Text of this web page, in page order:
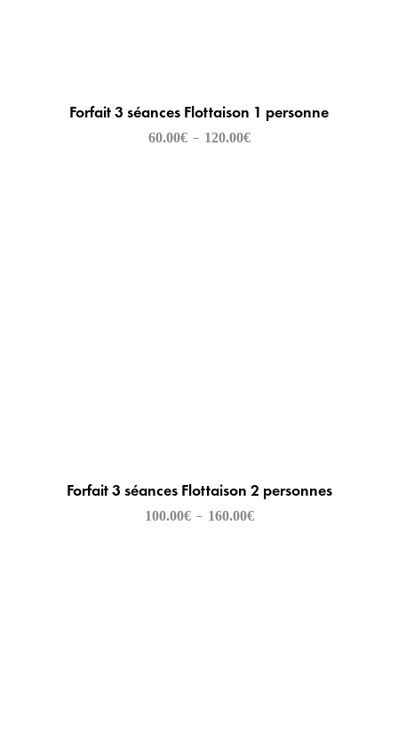
Forfait 3 séances Flottaison 1 personne
60.00€ – 120.00€
Forfait 3 séances Flottaison 2 personnes
100.00€ – 160.00€